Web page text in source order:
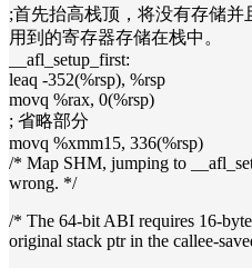
;首先抬高栈顶，将没有存储并
用到的寄存器存储在栈中。
__afl_setup_first:
leaq -352(%rsp), %rsp
movq %rax, 0(%rsp)
; 省略部分
movq %xmm15, 336(%rsp)
/* Map SHM, jumping to
wrong. */
/* The 64-bit ABI requires 16-
original stack ptr in the callee-